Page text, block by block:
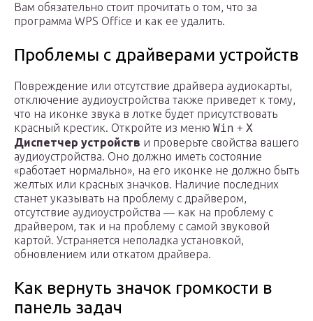
Вам обязательно стоит прочитать о том, что за
программа WPS Office и как ее удалить.
Проблемы с драйверами устройств
Повреждение или отсутствие драйвера аудиокарты,
отключение аудиоустройства также приведет к тому,
что на иконке звука в лотке будет присутствовать
красный крестик. Откройте из меню Win + X
Диспетчер устройств и проверьте свойства вашего
аудиоустройства. Оно должно иметь состояние
«работает нормально», на его иконке не должно быть
желтых или красных значков. Наличие последних
станет указывать на проблему с драйвером,
отсутствие аудиоустройства — как на проблему с
драйвером, так и на проблему с самой звуковой
картой. Устраняется неполадка установкой,
обновлением или откатом драйвера.
Как вернуть значок громкости в
панель задач